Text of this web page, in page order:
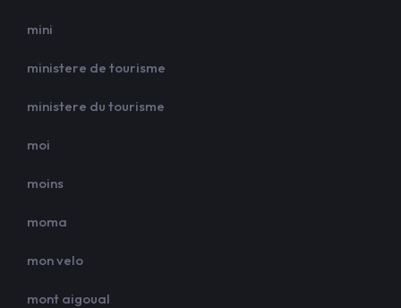
mini
ministere de tourisme
ministere du tourisme
moi
moins
moma
mon velo
mont aigoual